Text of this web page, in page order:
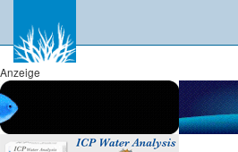
Anzeige